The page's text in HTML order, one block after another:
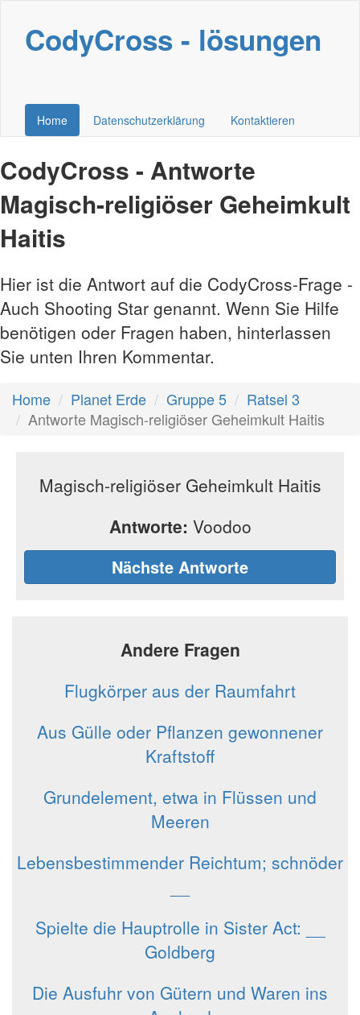
CodyCross - lösungen
Home Datenschutzerklärung Kontaktieren
CodyCross - Antworte
Magisch-religiöser Geheimkult
Haitis
Hier ist die Antwort auf die CodyCross-Frage -
Auch Shooting Star genannt. Wenn Sie Hilfe
benötigen oder Fragen haben, hinterlassen
Sie unten Ihren Kommentar.
Home Planet Erde Gruppe 5
Ratsel 3
Antworte Magisch-religiöser Geheimkult Haitis
Magisch-religiöser Geheimkult Haitis
Antworte: Voodoo
Nächste Antworte
Andere Fragen
Flugkörper aus der Raumfahrt
Aus Gülle oder Pflanzen gewonnener
Kraftstoff
Grundelement, etwa in Flüssen und
Meeren
Lebensbestimmender Reichtum; schnöder
Spielte die Hauptrolle in Sister Act: __
Goldberg
Die Ausfuhr von Gütern und Waren ins